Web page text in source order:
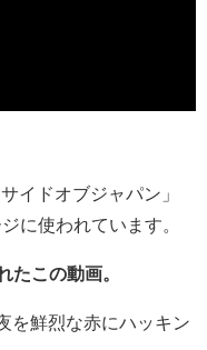
イドオブジャパン」
に使われています。
たこの動画。
を鮮烈な赤にハッキン